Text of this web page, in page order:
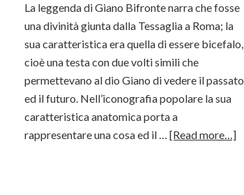
La leggenda di Giano Bifronte narra che fosse
una divinità giunta dalla Tessaglia a Roma; la
sua caratteristica era quella di essere bicefalo,
cioè una testa con due volti simili che
permettevano al dio Giano di vedere il passato
ed il futuro. Nell’iconografia popolare la sua
caratteristica anatomica porta a
rappresentare una cosa ed il … [Read more…]